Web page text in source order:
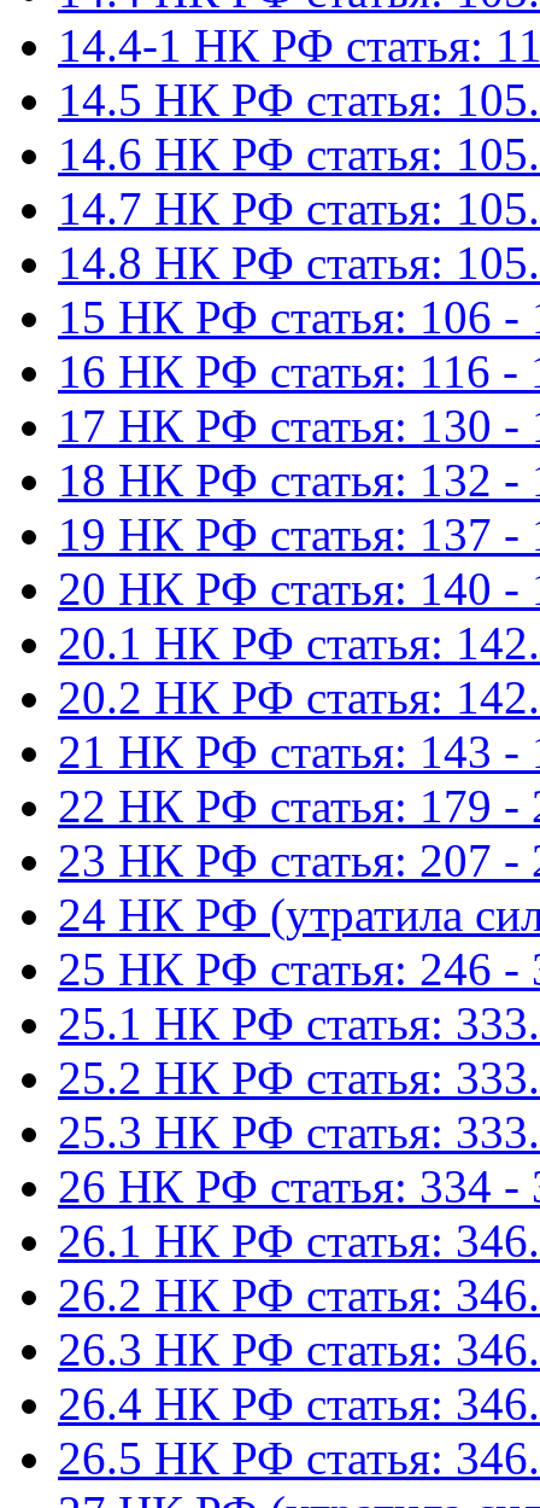
14.4-1 НК РФ статья:
14.5 НК РФ статья:
14.6 НК РФ статья:
14.7 НК РФ статья:
14.8 НК РФ статья:
15 НК РФ статья: 106 -
16 НК РФ статья: 116 -
17 НК РФ статья: 130 -
18 НК РФ статья: 132 -
19 НК РФ статья: 137 -
20 НК РФ статья: 140 -
20.1 НК РФ статья:
20.2 НК РФ статья:
21 НК РФ статья: 143 -
22 НК РФ статья: 179 -
23 НК РФ статья: 207 -
24 НК РФ (утратила
25 НК РФ статья: 246 -
25.1 НК РФ статья:
25.2 НК РФ статья:
25.3 НК РФ статья:
26 НК РФ статья: 334 -
26.1 НК РФ статья:
26.2 НК РФ статья:
26.3 НК РФ статья:
26.4 НК РФ статья:
26.5 НК РФ статья: